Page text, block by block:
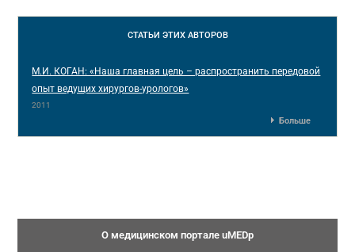
СТАТЬИ ЭТИХ АВТОРОВ
М.И. КОГАН: «Наша главная цель – распространить передовой
опыт ведущих хирургов-урологов»
2011
Больше
О медицинском портале uMEDp